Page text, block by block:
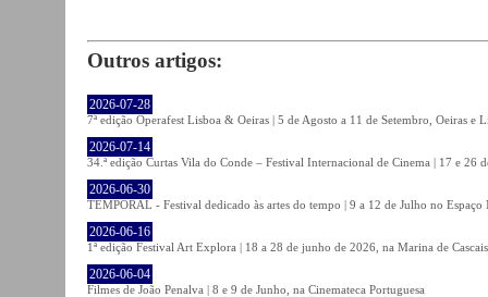
Outros artigos:
2026-07-28
7ª edição Operafest Lisboa & Oeiras | 5 de Agosto a 11 de Setembro, Oeiras e
2026-07-14
34.ª edição Curtas Vila do Conde – Festival Internacional de Cinema | 17 e 26
2026-06-30
TEMPORAL - Festival dedicado às artes do tempo | 9 a 12 de Julho no
2026-06-16
1ª edição Festival Art Explora | 18 a 28 de junho de 2026, na Marina de Cascais
2026-06-04
Filmes de João Penalva | 8 e 9 de Junho, na Cinemateca Portuguesa